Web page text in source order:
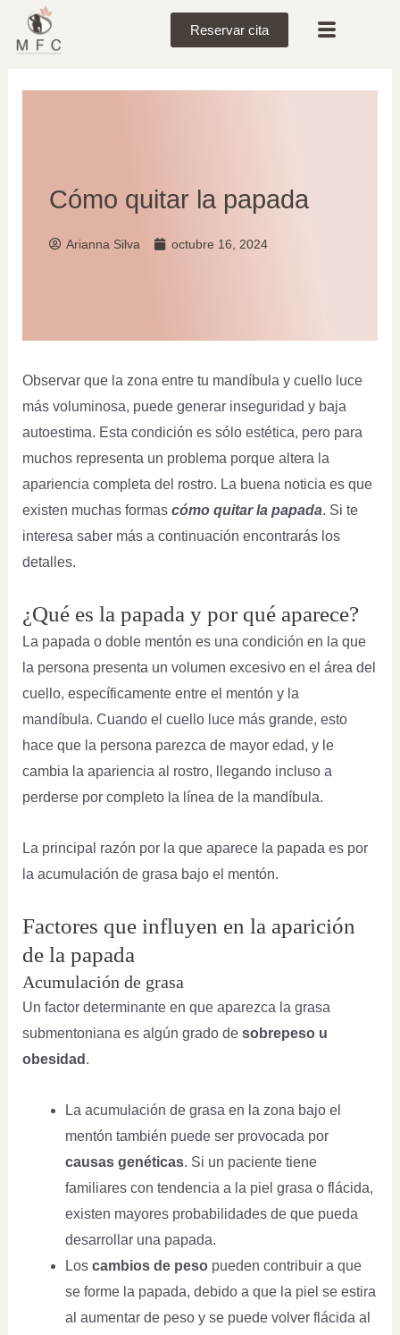
Reservar cita
Cómo quitar la papada
Arianna Silva octubre 16, 2024
Observar que la zona entre tu mandíbula y cuello luce
más voluminosa, puede generar inseguridad y baja
autoestima. Esta condición es sólo estética, pero para
muchos representa un problema porque altera la
apariencia completa del rostro. La buena noticia es que
existen muchas formas cómo quitar la papada. Si te
interesa saber más a continuación encontrarás los
detalles.
¿Qué es la papada y por qué aparece?
La papada o doble mentón es una condición en la que
la persona presenta un volumen excesivo en el área del
cuello, específicamente entre el mentón y la
mandíbula. Cuando el cuello luce más grande, esto
hace que la persona parezca de mayor edad, y le
cambia la apariencia al rostro, llegando incluso a
perderse por completo la línea de la mandíbula.
La principal razón por la que aparece la papada es por
la acumulación de grasa bajo el mentón.
Factores que influyen en la aparición
de la papada
Acumulación de grasa
Un factor determinante en que aparezca la grasa
submentoniana es algún grado de sobrepeso u
obesidad .
La acumulación de grasa en la zona bajo el
mentón también puede ser provocada por
causas genéticas. Si un paciente tiene
familiares con tendencia a la piel grasa o flácida,
existen mayores probabilidades de que pueda
desarrollar una papada.
Los cambios de pesopueden contribuir a que
se forme la papada, debido a que la piel se estira
al aumentar de peso y se puede volver flácida al